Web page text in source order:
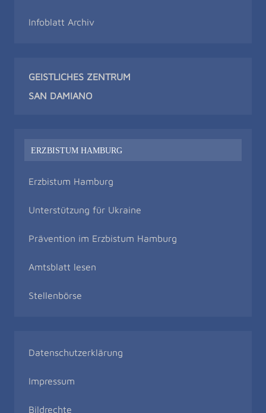
Infoblatt Archiv
GEISTLICHES ZENTRUM
SAN DAMIANO
ERZBISTUM HAMBURG
Erzbistum Hamburg
Unterstützung für Ukraine
Prävention im Erzbistum Hamburg
Amtsblatt lesen
Stellenbörse
Datenschutzerklärung
Impressum
Bildrechte